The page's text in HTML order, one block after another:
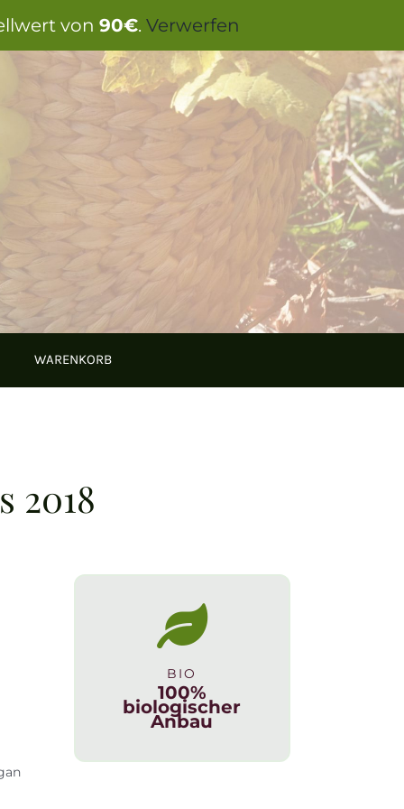
von 90€. Verwerfen
WARENKORB
2018
BIO
100%
biologischer
Anbau